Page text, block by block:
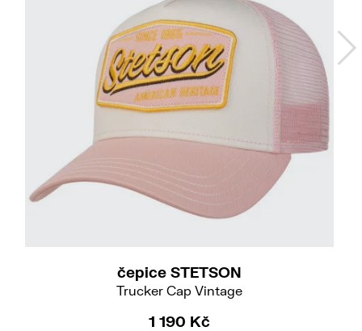
čepice STETSON
Trucker Cap Vintage
1 190 Kč